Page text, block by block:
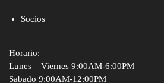
Socios
Horario:
Lunes – Viernes 9:00AM-6:00PM
Sabado 9:00AM-12:00PM